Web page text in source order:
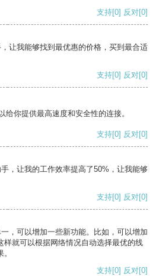
支持[0] 反对[0]
让我能够找到最优惠的价格，买到最合适
支持[0] 反对[0]
你提供最高速度和安全性的连接。
支持[0] 反对[0]
，让我的工作效率提高了50%，让我能够
支持[0] 反对[0]
，可以增加一些新功能。比如，可以增加
样就可以根据网络情况自动选择最优的线
支持[0] 反对[0]